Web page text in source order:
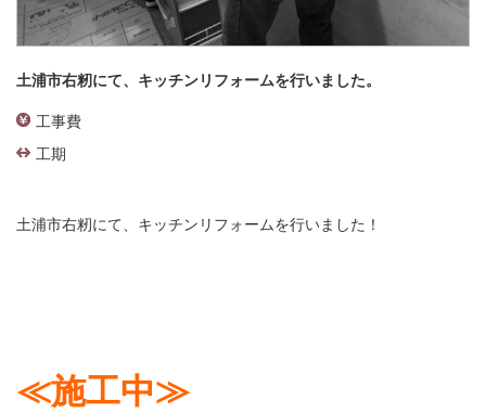
土浦市右籾にて、キッチンリフォームを行いました。
工事費
工期
土浦市右籾にて、キッチンリフォームを行いました！
≪施工中≫